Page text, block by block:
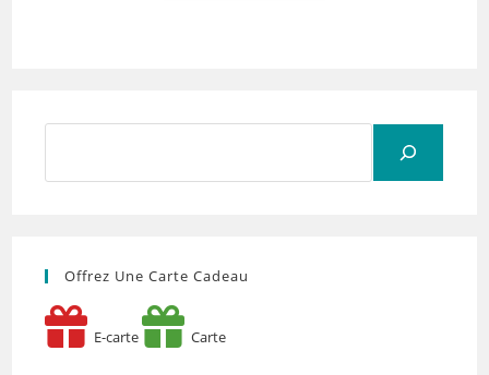
Offrez Une Carte Cadeau
E-carte Carte